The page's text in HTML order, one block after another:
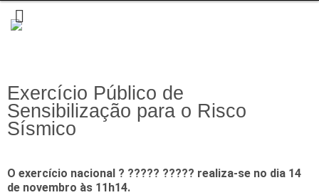
Exercício Público de
Sensibilização para o Risco
Sísmico
O exercício nacional ? ????? ????? realiza-se no dia 14
de novembro às 11h14.